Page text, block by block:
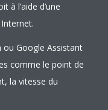
à l’aide d’une
ou Google Assistant
comme le point de
la vitesse du